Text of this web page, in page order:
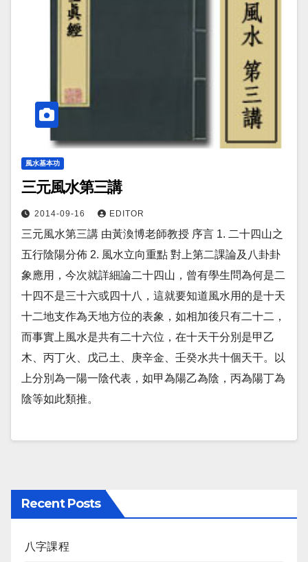
風水基本功
三元風水第三講
2014-09-16 EDITOR
三元風水第三講 由黃渙博老師教授 序言 1. 二十四山之
五行陰陽分佈 2. 風水立向重點 對上第二課論及八卦卦
象應用，今次就詳細論二十四山，曾有學生問為何是二
十四不是三十六或四十八，這就要知道風水用的是十天
十二地支作為天地方位的表象，如相加後只有二十二，
而事實上風水是共有二十六位，在十天干分別是甲乙
木、丙丁火、戊己土、庚辛金、壬癸水共十個天干。以
上分別為一陽一陰代表，如甲為陽乙為陰，丙為陽丁為
陰等如此類推。
Recent Posts
八字課程